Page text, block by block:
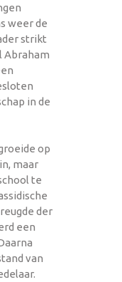
weer de
strikt
Abraham
in de
op
maar
te
der
een
van